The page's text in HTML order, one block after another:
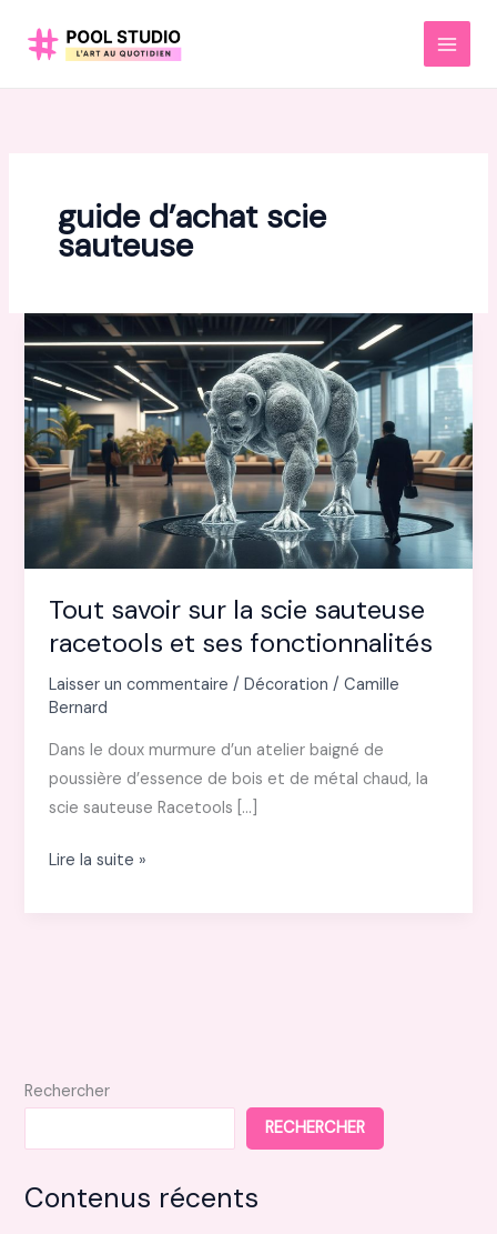
MAIN
guide d’achat scie
sauteuse
Tout savoir sur la scie sauteuse
racetools et ses fonctionnalités
Laisser un commentaire /Décoration /Camille
Bernard
Dans le doux murmure d’un atelier baigné de
poussière d’essence de bois et de métal chaud, la
scie sauteuse Racetools […]
Tout
sur
ses
Lire la suite »
Rechercher
RECHERCHER
Contenus récents